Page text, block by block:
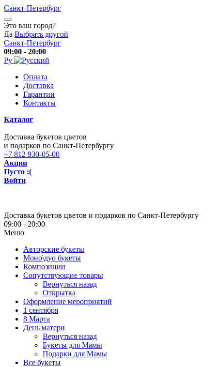
Санкт-Петербург
Это ваш город?
Да Выбрать другой
Санкт-Петербург
09:00 - 20:00
Ру
Оплата
Доставка
Гарантии
Контакты
Каталог
Доставка букетов цветов
и подарков по Санкт-Петербургу
+7 812 930-05-00
Акции
Пусто :(
Войти
Доставка букетов цветов и подарков по Санкт-Петербургу
09:00 - 20:00
Меню
Авторские букеты
Моно\дуо букеты
Композиции
Сопутствующие товары
Вернуться назад
Открытка
Оформление мероприятий
1 сентября
8 Марта
День матери
Вернуться назад
Букеты для Мамы
Подарки для Мамы
Все букеты